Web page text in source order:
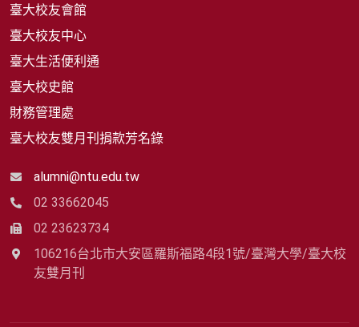
臺大校友會館
臺大校友中心
臺大生活便利通
臺大校史館
財務管理處
臺大校友雙月刊捐款芳名錄
alumni@ntu.edu.tw
02 33662045
02 23623734
106216台北市大安區羅斯福路4段1號/臺灣大學/臺大校
友雙月刊